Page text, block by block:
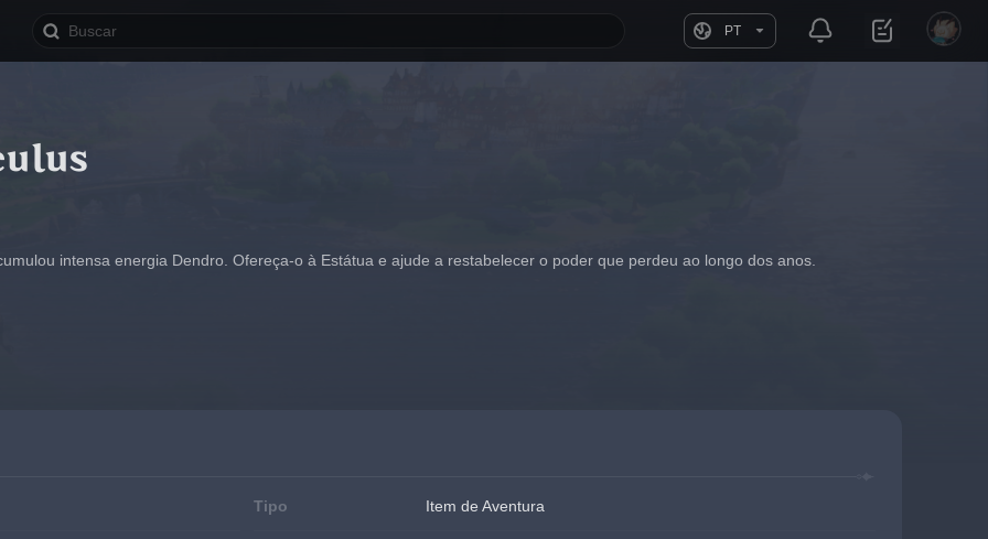
PT
intensa energia Dendro. Ofereça-o à Estátua e ajude a restabelecer o poder que perdeu ao longo dos anos.
Tipo Item de Aventura